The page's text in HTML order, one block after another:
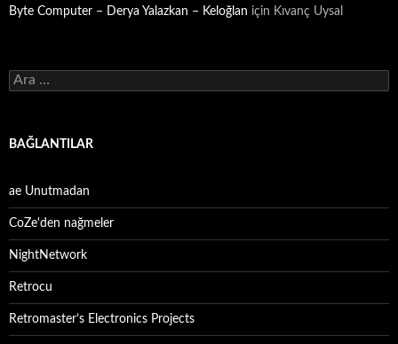
Byte Computer – Derya Yalazkan – Keloğlan için Kıvanç Uysal
Arama:
BAĞLANTILAR
ae Unutmadan
CoZe'den nağmeler
NightNetwork
Retrocu
Retromaster’s Electronics Projects